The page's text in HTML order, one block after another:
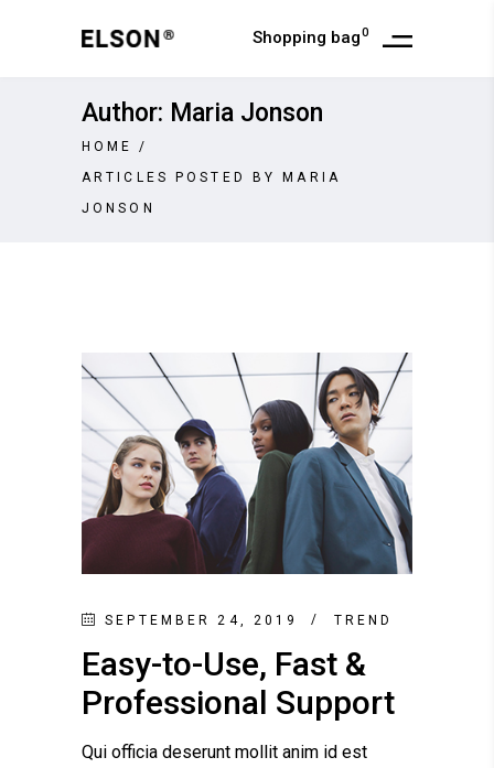
Shopping bag0
Author: Maria Jonson
HOME
/
ARTICLES POSTED BY MARIA
JONSON
SEPTEMBER 24, 2019 TREND
Easy-to-Use, Fast &
Professional Support
Qui officia deserunt mollit anim id est